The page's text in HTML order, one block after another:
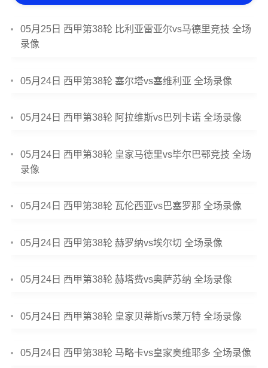
05月25日 西甲第38轮 比利亚雷亚尔vs马德里竞技 全场
录像
05月24日 西甲第38轮 塞尔塔vs塞维利亚 全场录像
05月24日 西甲第38轮 阿拉维斯vs巴列卡诺 全场录像
05月24日 西甲第38轮 皇家马德里vs毕尔巴鄂竞技 全场
录像
05月24日 西甲第38轮 瓦伦西亚vs巴塞罗那 全场录像
05月24日 西甲第38轮 赫罗纳vs埃尔切 全场录像
05月24日 西甲第38轮 赫塔费vs奥萨苏纳 全场录像
05月24日 西甲第38轮 皇家贝蒂斯vs莱万特 全场录像
05月24日 西甲第38轮 马略卡vs皇家奥维耶多 全场录像